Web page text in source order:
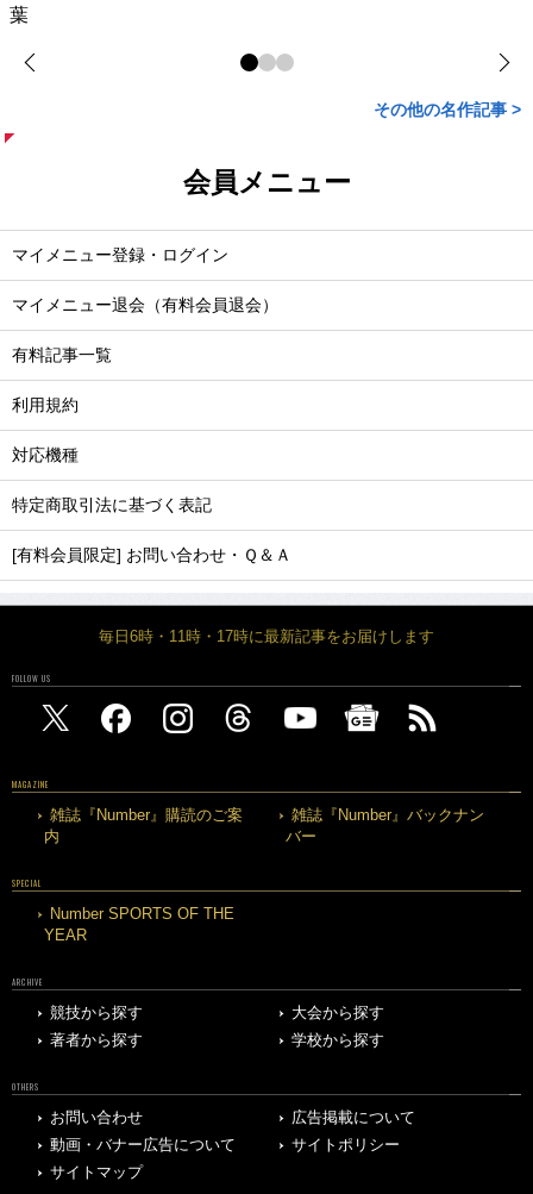
葉
その他の名作記事 >
会員メニュー
マイメニュー登録・ログイン
マイメニュー退会（有料会員退会）
有料記事一覧
利用規約
対応機種
特定商取引法に基づく表記
[有料会員限定] お問い合わせ・Ｑ＆Ａ
毎日6時・11時・17時に最新記事をお届けします
FOLLOW US
MAGAZINE
雑誌『Number』購読のご案
内
雑誌『Number』バックナン
バー
SPECIAL
Number SPORTS OF THE
YEAR
ARCHIVE
競技から探す
大会から探す
著者から探す
学校から探す
OTHERS
お問い合わせ
広告掲載について
動画・バナー広告について
サイトポリシー
サイトマップ